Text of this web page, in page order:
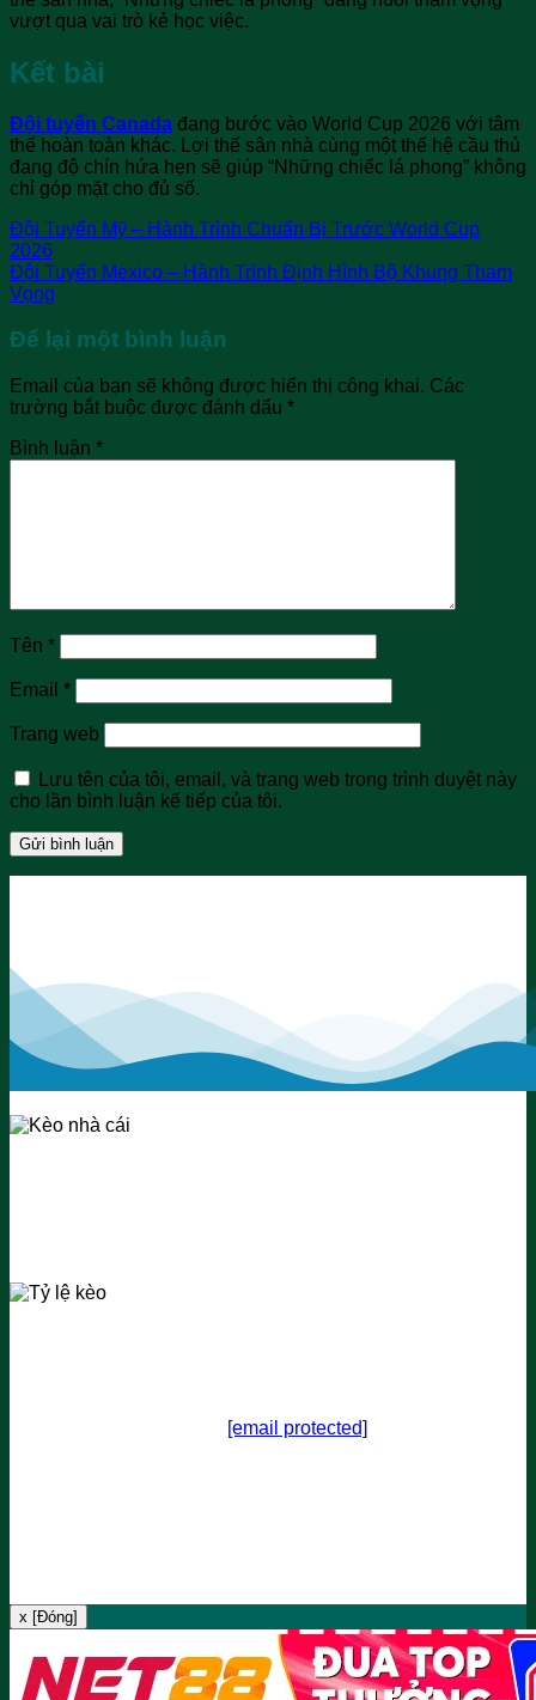
vượt qua vai trò kẻ học việc.
Kết bài
Đội tuyển Canada đang bước vào World Cup 2026 với tâm
thế hoàn toàn khác. Lợi thế sân nhà cùng một thế hệ cầu thủ
đang độ chín hứa hẹn sẽ giúp “Những chiếc lá phong” không
chỉ góp mặt cho đủ số.
Đội Tuyển Mỹ – Hành Trình Chuẩn Bị Trước World Cup
2026
Đội Tuyển Mexico – Hành Trình Định Hình Bộ Khung Tham
Vọng
Để lại một bình luận
Email của bạn sẽ không được hiển thị công khai. Các
trường bắt buộc được đánh dấu *
Bình luận *
Tên *
Email *
Trang web
Lưu tên của tôi, email, và trang web trong trình duyệt này
cho lần bình luận kế tiếp của tôi.
[email protected]
x [Đóng]